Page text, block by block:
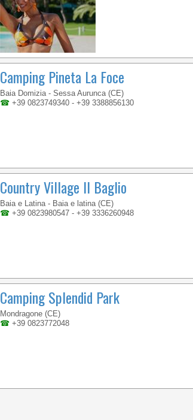
Camping Pineta La Foce
Baia Domizia - Sessa Aurunca (CE)
☎ +39 0823749340 - +39 3388856130
Country Village Il Baglio
Baia e Latina - Baia e latina (CE)
☎ +39 0823980547 - +39 3336260948
Camping Splendid Park
Mondragone (CE)
☎ +39 0823772048